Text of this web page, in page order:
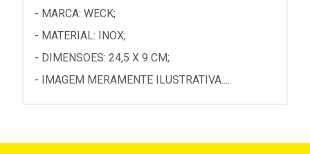
- MARCA: WECK;
- MATERIAL: INOX;
- DIMENSOES: 24,5 X 9 CM;
- IMAGEM MERAMENTE ILUSTRATIVA....